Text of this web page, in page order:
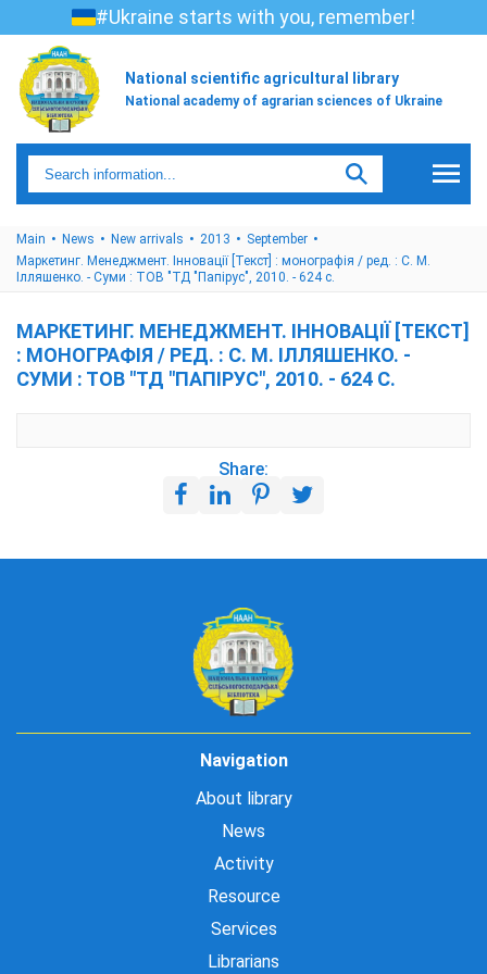
#Ukraine starts with you, remember!
National scientific agricultural library
National academy of agrarian sciences of Ukraine
Main News New arrivals 2013
September
Маркетинг. Менеджмент. Інновації [Текст] : монографія / ред. : С. М.
Ілляшенко. - Суми : ТОВ "ТД "Папірус", 2010. - 624 с.
МАРКЕТИНГ. МЕНЕДЖМЕНТ. ІННОВАЦІЇ [ТЕКСТ]
: МОНОГРАФІЯ / РЕД. : С. М. ІЛЛЯШЕНКО. -
СУМИ : ТОВ "ТД "ПАПІРУС", 2010. - 624 С.
Share:
Navigation
About library
News
Activity
Resource
Services
Librarians